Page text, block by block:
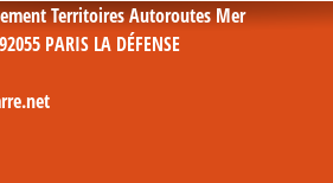
Territoires Autoroutes Mer
PARIS LA DÉFENSE